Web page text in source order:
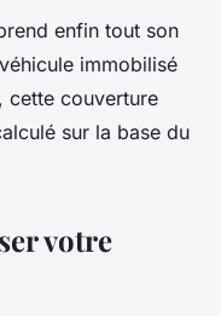
enfin tout son
immobilisé
cette couverture
sur la base du
votre